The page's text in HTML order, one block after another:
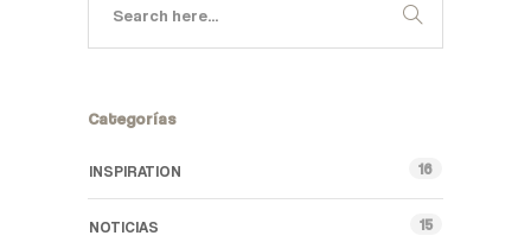
Categorías
INSPIRATION 16
NOTICIAS 15